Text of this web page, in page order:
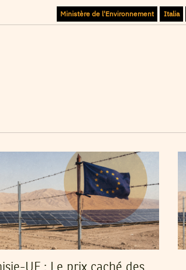
Italia
Ministère de l'Environnement